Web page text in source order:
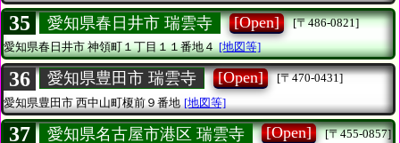
35 愛知県春日井市 瑞雲寺 [Open]
[〒486-0821]
愛知県春日井市神領町１丁目１１番地４ [地図等]
36 愛知県豊田市 瑞雲寺 [Open]
[〒470-0431]
愛知県豊田市 西中山町榎前９番地 [地図等]
37 愛知県名古屋市港区 瑞雲寺 [Open]
[〒455-0857]